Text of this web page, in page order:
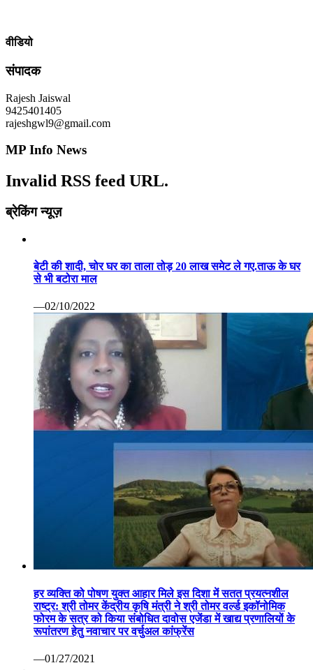
संपादक
9425401405
MP Info News
Invalid RSS feed URL.
ब्रेकिंग न्यूज़
—02/10/2022
हर व्यक्ति को पोषण युक्त आहार मिले इस दिशा में सतत प्रयत्नशील
राष्ट्र: श्री तोमर केंद्रीय कृषि मंत्री ने श्री तोमर वर्ल्ड इकॉनोमिक
रूपांतरण हेतु नवाचार पर वर्चुअल कांफ्रेंस
—01/27/2021
मंत्री का बयान कलेक्टर जितवा देंगे चुनाव कांग्रेस ने निर्वाचन आयोग से